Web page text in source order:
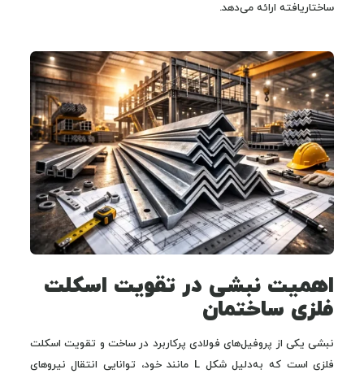
ساختاریافته ارائه می‌دهد.
اهمیت نبشی در تقویت اسکلت
فلزی ساختمان
نبشی یکی از پروفیل‌های فولادی پرکاربرد در ساخت و تقویت اسکلت
فلزی است که به‌دلیل شکل L مانند خود، توانایی انتقال نیروهای